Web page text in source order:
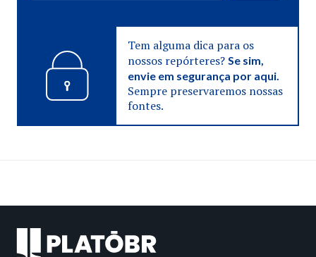
Tem alguma dica para os
nossos repórteres? Se sim,
envie em segurança por aqui.
Sempre preservaremos nossas
fontes.